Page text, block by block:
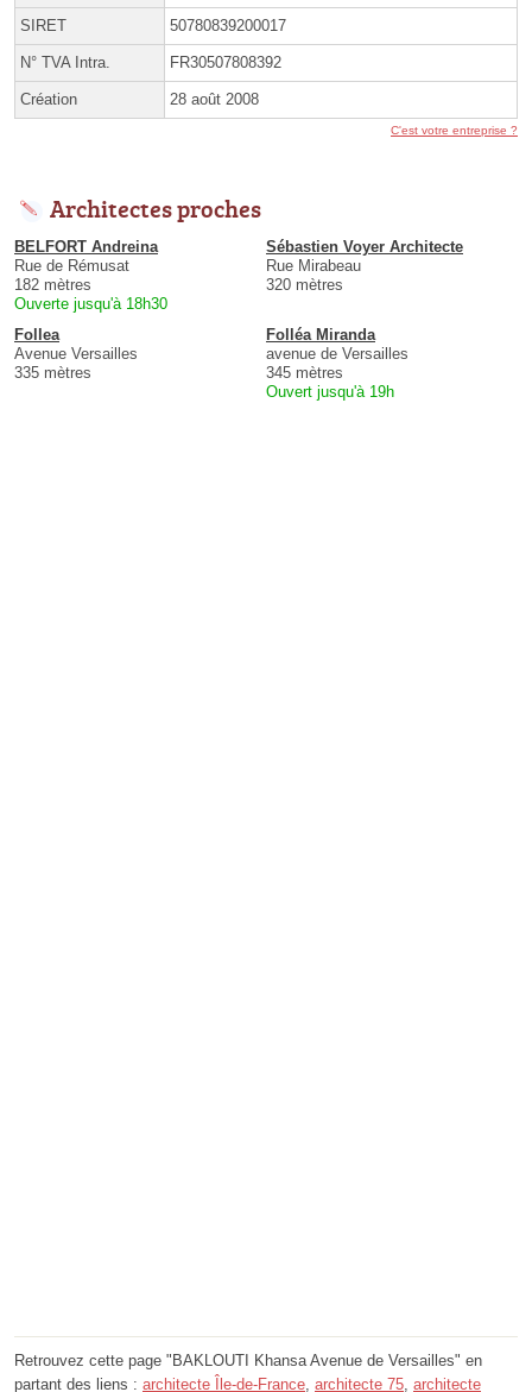
SIRET 50780839200017
N° TVA Intra. FR30507808392
Création 28 août 2008
C'est votre entreprise ?
Architectes proches
BELFORT Andreina
Rue de Rémusat
182 mètres
Ouverte jusqu'à 18h30
Sébastien Voyer Architecte
Rue Mirabeau
320 mètres
Follea
Avenue Versailles
335 mètres
Folléa Miranda
avenue de Versailles
345 mètres
Ouvert jusqu'à 19h
Retrouvez cette page "BAKLOUTI Khansa Avenue de Versailles" en
partant des liens : architecte Île-de-France, architecte 75, architecte